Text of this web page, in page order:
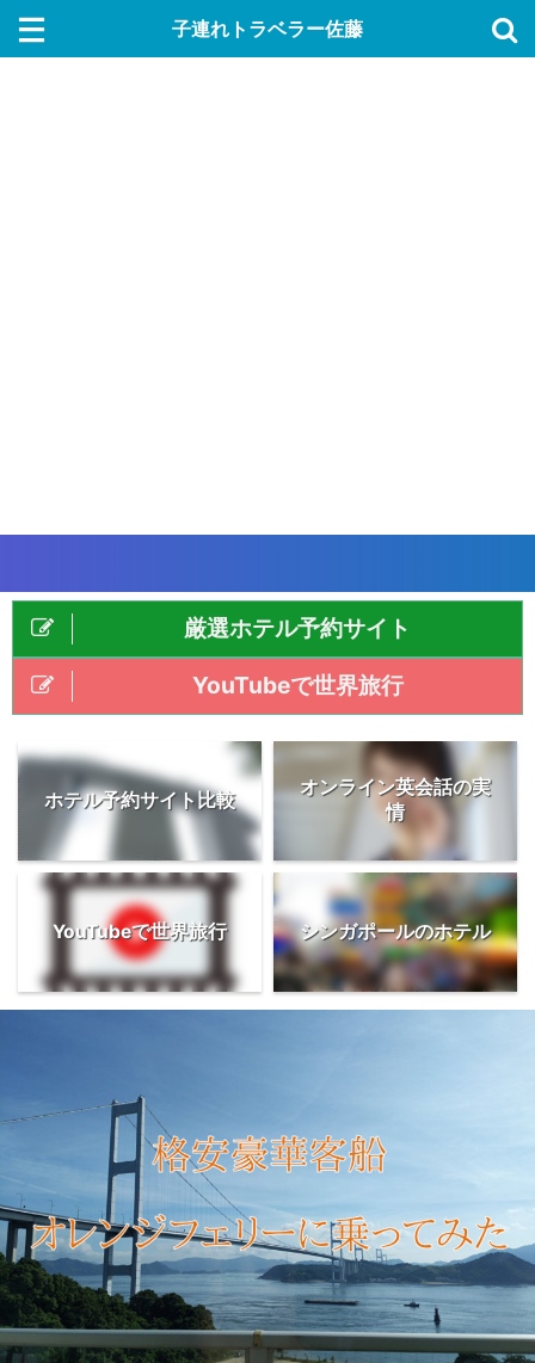
子連れトラベラー佐藤
厳選ホテル予約サイト
YouTubeで世界旅行
ホテル予約サイト比較
オンライン英会話の実
情
YouTubeで世界旅行 シンガポールのホテル